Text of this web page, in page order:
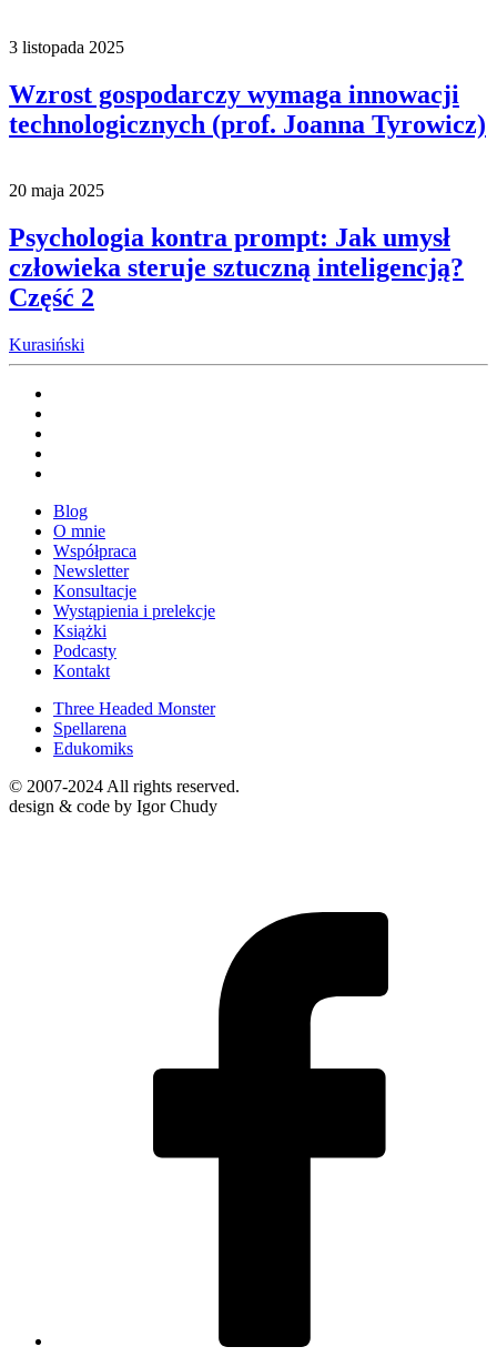
3 listopada 2025
Wzrost gospodarczy wymaga innowacji
technologicznych (prof. Joanna Tyrowicz)
20 maja 2025
Psychologia kontra prompt: Jak umysł
człowieka steruje sztuczną inteligencją?
Część 2
Kurasiński
Blog
O mnie
Współpraca
Newsletter
Konsultacje
Wystąpienia i prelekcje
Książki
Podcasty
Kontakt
Three Headed Monster
Spellarena
Edukomiks
© 2007-2024 All rights reserved.
design & code by Igor Chudy